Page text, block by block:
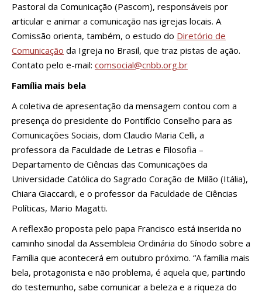
Pastoral da Comunicação (Pascom), responsáveis por
articular e animar a comunicação nas igrejas locais. A
Comissão orienta, também, o estudo do Diretório de
Comunicação da Igreja no Brasil, que traz pistas de ação.
Contato pelo e-mail: comsocial@cnbb.org.br
Família mais bela
A coletiva de apresentação da mensagem contou com a
presença do presidente do Pontifício Conselho para as
Comunicações Sociais, dom Claudio Maria Celli, a
professora da Faculdade de Letras e Filosofia –
Departamento de Ciências das Comunicações da
Universidade Católica do Sagrado Coração de Milão (Itália),
Chiara Giaccardi, e o professor da Faculdade de Ciências
Políticas, Mario Magatti.
A reflexão proposta pelo papa Francisco está inserida no
caminho sinodal da Assembleia Ordinária do Sínodo sobre a
Família que acontecerá em outubro próximo. “A família mais
bela, protagonista e não problema, é aquela que, partindo
do testemunho, sabe comunicar a beleza e a riqueza do